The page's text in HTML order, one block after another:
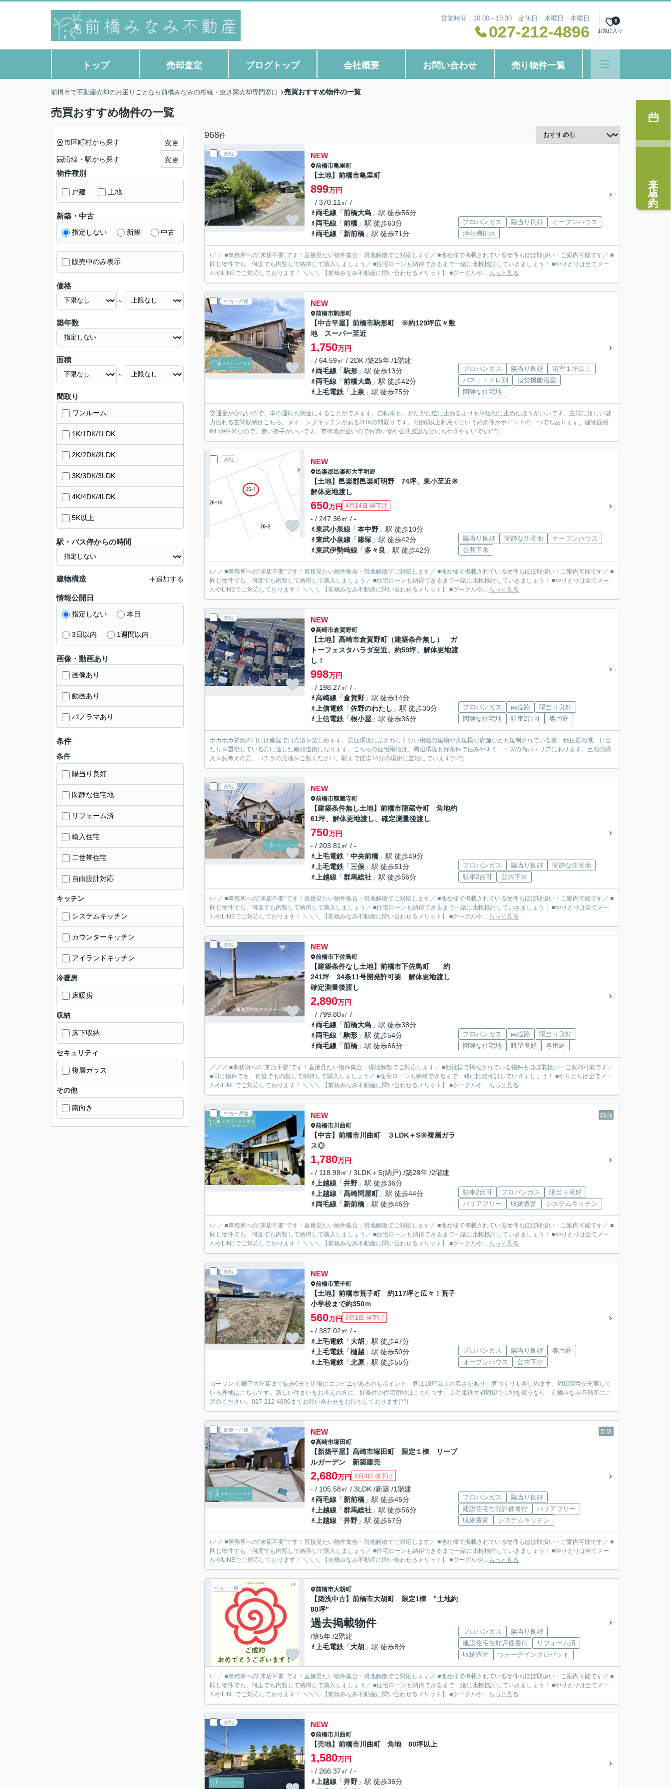
営業時間：10:00～18:30 定休日：水曜日・木曜日
027-212-4896 お気に入り
0
トップ 売却査定 ブログトップ 会社概要 お問い合わせ 売り物件一覧
前橋市で不動産売却のお困りごとなら前橋みなみの相続・空き家売却専門窓口 売買おすすめ物件の一覧
売買おすすめ物件の一覧
968件
売地 NEW
前橋市亀里町
【土地】前橋市亀里町
899万円
- / 370.11㎡ / -
両毛線 「前橋大島 」駅 徒歩56分
両毛線 「前橋 」駅 徒歩63分
両毛線 「新前橋 」駅 徒歩71分
プロパンガス 陽当り良好
オープンハウス
浄化槽排水
/／／ ■事務所への”来店不要”です！直接見たい物件集合・現地解散でご対応します／ ■他社様で掲載されている物件もほぼ取扱い・ご案内可能です／ ■
同じ物件でも、何度でも内覧して納得して購入しましょう／ ■住宅ローンも納得できるまで一緒に比較検討していきましょう！ ■やりとりは全てメー
ルやLINEでご対応しております！ ＼＼＼ 【前橋みなみ不動産に問い合わせるメリット】 ■グーグルや... もっと見る
中古一戸建 NEW
前橋市駒形町
【中古平屋】前橋市駒形町 ※約129坪広々敷
地 スーパー至近
1,750万円
- / 64.59㎡ / 2DK /築25年 /1階建
両毛線 「駒形 」駅 徒歩13分
両毛線 「前橋大島 」駅 徒歩42分
上毛電鉄 「 上泉 」駅 徒歩75分
プロパンガス 陽当り良好
浴室１坪以上
バス・トイレ別
追焚機能浴室
閑静な住宅地
交通量が少ないので、車の運転も快適にすることができます。自転車も、がたがた道に止めるよりも平坦地に止めたほうがいいです。主婦に嬉しい魅
力溢れる玄関収納はこちら。ダイニングキッチンがある2DKの間取りです。3沿線以上利用可という好条件がポイントの一つでもあります。建物面積
64.59平米なので、使い勝手がいいです。市街地が近いのでお買い物や公共施設などにも行きやすいです(^^)
売地 NEW
邑楽郡邑楽町大字明野
【土地】邑楽郡邑楽町明野 74坪、東小至近※
解体更地渡し
650万円 4月14日 値下げ
- / 247.36㎡ / -
東武小泉線 「本中野 」駅 徒歩10分
東武小泉線 「篠塚 」駅 徒歩42分
東武伊勢崎線 「多々良 」駅 徒歩42分
陽当り良好 閑静な住宅地
オープンハウス
公共下水
/／／ ■事務所への”来店不要”です！直接見たい物件集合・現地解散でご対応します／ ■他社様で掲載されている物件もほぼ取扱い・ご案内可能です／ ■
同じ物件でも、何度でも内覧して納得して購入しましょう／ ■住宅ローンも納得できるまで一緒に比較検討していきましょう！ ■やりとりは全てメー
ルやLINEでご対応しております！ ＼＼＼ 【前橋みなみ不動産に問い合わせるメリット】 ■グーグルや... もっと見る
売地 NEW
高崎市倉賀野町
【土地】高崎市倉賀野町（建築条件無し） ガ
トーフェスタハラダ至近、約59坪、解体更地渡
し！
998万円
- / 198.27㎡ / -
高崎線 「倉賀野 」駅 徒歩14分
上信電鉄 「佐野のわたし 」駅 徒歩30分
上信電鉄 「根小屋 」駅 徒歩36分
プロパンガス 南道路
陽当り良好
閑静な住宅地
駐車2台可 専用庭
ポカポカ陽気の日には南庭で日光浴を楽しめます。居住環境にふさわしくない用途の建物や大規模な店舗なども規制されている第一種住居地域。日当
たりを重視している方に適した南側道路になります。こちらの住宅用地は、周辺環境も好条件で住みやすくニーズの高いエリアにあります。土地の購
入をお考えの方、コチラの売地をご覧ください。駅まで徒歩14分の場所に立地しています(^o^)
売地 NEW
前橋市龍蔵寺町
【建築条件無し土地】前橋市龍蔵寺町 角地約
61坪、解体更地渡し、確定測量後渡し
750万円
- / 203.81㎡ / -
上毛電鉄 「中央前橋 」駅 徒歩49分
上毛電鉄 「三俣 」駅 徒歩51分
上越線 「群馬総社 」駅 徒歩56分
プロパンガス 陽当り良好
閑静な住宅地
駐車2台可
公共下水
/／／ ■事務所への”来店不要”です！直接見たい物件集合・現地解散でご対応します／ ■他社様で掲載されている物件もほぼ取扱い・ご案内可能です／ ■
同じ物件でも、何度でも内覧して納得して購入しましょう／ ■住宅ローンも納得できるまで一緒に比較検討していきましょう！ ■やりとりは全てメー
ルやLINEでご対応しております！ ＼＼＼ 【前橋みなみ不動産に問い合わせるメリット】 ■グーグルや... もっと見る
売地 NEW
前橋市下佐鳥町
【建築条件なし土地】前橋市下佐鳥町 約
241坪 34条11号開発許可要 解体更地渡し
確定測量後渡し
2,890万円
- / 799.80㎡ / -
両毛線 「前橋大島 」駅 徒歩38分
両毛線 「駒形 」駅 徒歩54分
両毛線 「前橋 」駅 徒歩66分
プロパンガス 南道路
陽当り良好
閑静な住宅地
眺望良好 専用庭
／／／ ■事務所への”来店不要”です！直接見たい物件集合・現地解散でご対応します／ ■他社様で掲載されている物件もほぼ取扱い・ご案内可能です／
■同じ物件でも、何度でも内覧して納得して購入しましょう／ ■住宅ローンも納得できるまで一緒に比較検討していきましょう！ ■やりとりは全てメー
ルやLINEでご対応しております！ ＼＼＼ 【前橋みなみ不動産に問い合わせるメリット】 ■グーグルや... もっと見る
中古一戸建 動画
NEW
前橋市川曲町
【中古】前橋市川曲町 ３LDK＋S※複層ガラ
ス◎
1,780万円
- / 118.98㎡ / 3LDK＋S(納戸) /築28年 /2階建
上越線 「井野 」駅 徒歩36分
上越線 「高崎問屋町」駅 徒歩44分
両毛線 「新前橋 」駅 徒歩46分
駐車2台可 プロパンガス
陽当り良好
バリアフリー
収納豊富 システムキッチン
/／／ ■事務所への”来店不要”です！直接見たい物件集合・現地解散でご対応します／ ■他社様で掲載されている物件もほぼ取扱い・ご案内可能です／ ■
同じ物件でも、何度でも内覧して納得して購入しましょう／ ■住宅ローンも納得できるまで一緒に比較検討していきましょう！ ■やりとりは全てメー
ルやLINEでご対応しております！ ＼＼＼ 【前橋みなみ不動産に問い合わせるメリット】 ■グーグルや... もっと見る
売地 NEW
前橋市荒子町
【土地】前橋市荒子町 約117坪と広々！荒子
小学校まで約350ｍ
560万円 6月1日 値下げ
- / 387.02㎡ / -
上毛電鉄 「大胡 」駅 徒歩47分
上毛電鉄 「樋越 」駅 徒歩50分
上毛電鉄 「北原 」駅 徒歩55分
プロパンガス 陽当り良好
専用庭
オープンハウス
公共下水
ローソン 前橋下大屋店まで徒歩6分と近場にコンビニがあるのもポイント。庭は10坪以上の広さがあり、庭づくりも楽しめます。周辺環境が充実して
いる売地はこちらです。新しい住まいをお考えの方に、好条件の住宅用地はこちらです。上毛電鉄大胡周辺で土地を買うなら、前橋みなみ不動産にご
用命ください。027-212-4896までお問い合わせをお待ちしております(^^)
新築一戸建 新築
NEW
高崎市塚田町
【新築平屋】高崎市塚田町 限定１棟 リーブ
ルガーデン 新築建売
2,680万円 8月3日 値下げ
- / 105.58㎡ / 3LDK /新築 /1階建
両毛線 「新前橋 」駅 徒歩45分
上越線 「群馬総社 」駅 徒歩56分
上越線 「井野 」駅 徒歩57分
プロパンガス
陽当り良好
建設住宅性能評価書付
バリアフリー
収納豊富
システムキッチン
/／／ ■事務所への”来店不要”です！直接見たい物件集合・現地解散でご対応します／ ■他社様で掲載されている物件もほぼ取扱い・ご案内可能です／ ■
同じ物件でも、何度でも内覧して納得して購入しましょう／ ■住宅ローンも納得できるまで一緒に比較検討していきましょう！ ■やりとりは全てメー
ルやLINEでご対応しております！ ＼＼＼ 【前橋みなみ不動産に問い合わせるメリット】 ■グーグルや... もっと見る
中古一戸建 前橋市大胡町
【築浅中古】前橋市大胡町 限定1棟 ”土地約
80坪”
過去掲載物件
/築5年 /2階建
上毛電鉄 「大胡 」駅 徒歩8分
プロパンガス
陽当り良好
建設住宅性能評価書付
リフォーム済
収納豊富
ウォークインクロゼット
/／／ ■事務所への”来店不要”です！直接見たい物件集合・現地解散でご対応します／ ■他社様で掲載されている物件もほぼ取扱い・ご案内可能です／ ■
同じ物件でも、何度でも内覧して納得して購入しましょう／ ■住宅ローンも納得できるまで一緒に比較検討していきましょう！ ■やりとりは全てメー
ルやLINEでご対応しております！ ＼＼＼ 【前橋みなみ不動産に問い合わせるメリット】 ■グーグルや... もっと見る
売地 NEW
前橋市川曲町
【売地】前橋市川曲町 角地 80坪以上
1,580万円
- / 266.37㎡ / -
上越線 「井野 」駅 徒歩36分
市区町村から探す 変更
沿線・駅から探す 変更
物件種別
戸建 土地
新築・中古
指定しない 新築 中古
販売中のみ表示
価格
～
築年数
面積
～
間取り
ワンルーム
1K/1DK/1LDK
2K/2DK/2LDK
3K/3DK/3LDK
4K/4DK/4LDK
5K以上
駅・バス停からの時間
建物構造 追加する
情報公開日
指定しない 本日
3日以内 1週間以内
画像・動画あり
画像あり
動画あり
パノラマあり
条件
条件
陽当り良好
閑静な住宅地
リフォーム済
輸入住宅
二世帯住宅
自由設計対応
キッチン
システムキッチン
カウンターキッチン
アイランドキッチン
冷暖房
床暖房
収納
床下収納
セキュリティ
複層ガラス
その他
南向き
来店予約